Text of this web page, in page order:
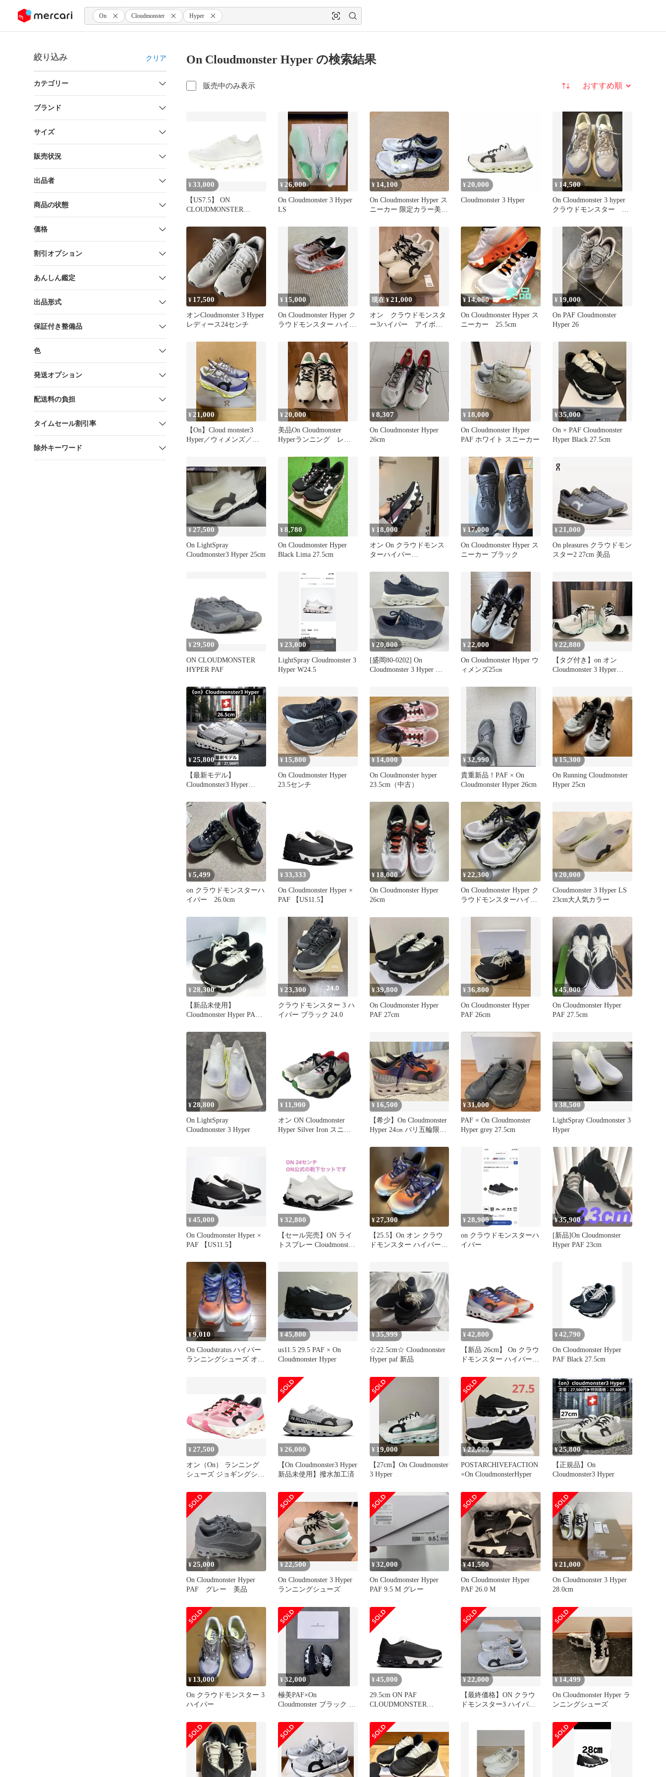
ツにスキップ On Cloudmonster Hyper
絞り込み クリア
カテゴリー
ブランド
サイズ
販売状況
出品者
商品の状態
価格
割引オプション
あんしん鑑定
出品形式
保証付き整備品
色
発送オプション
配送料の負担
タイムセール割引率
除外キーワード
On Cloudmonster Hyper の検索結果
販売中のみ表示 並び替え
¥33,000
【US7.5】 ON
CLOUDMONSTER
3MF30931200 【新古品】
¥ 26,000
On Cloudmonster 3 Hyper
LS
¥ 14,100
On Cloudmonster Hyper ス
ニーカー 限定カラー美品
¥ 20,000
Cloudmonster 3 Hyper
¥ 14,500
On Cloudmonster 3 hyper
クラウドモンスター ハ
¥ 17,500
オンCloudmonster 3 Hyper
レディース24センチ
¥ 15,000
On Cloudmonster Hyper ク
ラウドモンスター ハイパ
現在 ¥21,000
オン クラウドモンスタ
ー3ハイパー アイボリ
¥ 14,000
On Cloudmonster Hyper ス
ニーカー 25.5cm
¥ 19,000
On PAF Cloudmonster
Hyper 26
¥ 21,000
【On】Cloud monster3
Hyper／ウィメンズ／
¥ 20,000
美品On Cloudmonster
Hyperランニング レデ
¥8,307
On Cloudmonster Hyper
26cm
¥ 18,000
On Cloudmonster Hyper
PAF ホワイト スニーカー
¥35,000
On × PAF Cloudmonster
Hyper Black 27.5cm
¥ 27,500
On LightSpray
Cloudmonster3 Hyper 25cm
¥8,780
On Cloudmonster Hyper
Black Lima 27.5cm
¥ 18,000
オン On クラウドモンス
ターハイパー
¥ 17,000
On Cloudmonster Hyper ス
ニーカー ブラック
¥21,000
On pleasures クラウドモン
スター2 27cm 美品
¥ 29,500
ON CLOUDMONSTER
HYPER PAF
¥ 23,000
LightSpray Cloudmonster 3
Hyper W24.5
¥20,000
[盛岡80-0202] On
Cloudmonster 3 Hyper オ
ーズ 3MG10061430 [メン
ズ]【美品/80】
¥ 22,000
On Cloudmonster Hyper ウ
ィメンズ25㎝
¥ 22,880
【タグ付き】on オン
Cloudmonster 3 Hyper
¥25,800
【最新モデル】
Cloudmonster3 Hyper
¥ 15,800
On Cloudmonster Hyper
23.5センチ
¥ 14,000
On Cloudmonster hyper
23.5cm（中古）
¥32,990
貴重新品！PAF × On
Cloudmonster Hyper 26cm
¥ 15,300
On Running Cloudmonster
Hyper 25cn
¥5,499
on クラウドモンスターハ
イパー 26.0cm
¥ 33,333
On Cloudmonster Hyper ×
PAF 【US11.5】
¥ 18,000
On Cloudmonster Hyper
26cm
¥22,300
On Cloudmonster Hyper ク
ラウドモンスターハイパ
¥20,000
Cloudmonster 3 Hyper LS
23cm大人気カラー
¥ 28,300
【新品未使用】
Cloudmonster Hyper PAF
¥ 23,300
クラウドモンスター 3 ハ
イパー ブラック 24.0
¥39,800
On Cloudmonster Hyper
PAF 27cm
¥36,800
On Cloudmonster Hyper
PAF 26cm
¥45,000
On Cloudmonster Hyper
PAF 27.5cm
¥28,800
On LightSpray
Cloudmonster 3 Hyper
¥ 11,900
オン ON Cloudmonster
Hyper Silver Iron スニー
¥ 16,500
【希少】On Cloudmonster
Hyper 24㎝ パリ五輪限定
¥31,000
PAF × On Cloudmonster
Hyper grey 27.5cm
¥38,500
LightSpray Cloudmonster 3
Hyper
¥45,000
On Cloudmonster Hyper ×
PAF 【US11.5】
¥ 32,800
【セール完売】ON ライ
トスプレー Cloudmonster3
¥27,300
【25.5】On オン クラウ
ドモンスター ハイパー
¥ 28,900
on クラウドモンスターハ
イパー
¥35,900
[新品]On Cloudmonster
Hyper PAF 23cm
¥9,010
On Cloudstratus ハイパー
ランニングシューズ オレ
¥45,800
us11.5 29.5 PAF × On
Cloudmonster Hyper
¥35,999
☆22.5cm☆ Cloudmonster
Hyper paf 新品
¥ 42,800
【新品 26cm】 On クラウ
ドモンスター ハイパー
¥42,790
On Cloudmonster Hyper
PAF Black 27.5cm
¥27,500
オン（On） ランニング
シューズ ジョギングシュ
3WE10123344
¥ 26,000
【On Cloudmonster3 Hyper
新品未使用】撥水加工済
¥ 19,000
【27cm】On Cloudmonster
3 Hyper
¥22,000
POSTARCHIVEFACTION
×On CloudmonsterHyper
¥25,800
【正規品】On
Cloudmonster3 Hyper
¥25,000
On Cloudmonster Hyper
PAF グレー 美品
¥22,500
On Cloudmonster 3 Hyper
ランニングシューズ
¥32,000
On Cloudmonster Hyper
PAF 9.5 M グレー
¥41,500
On Cloudmonster Hyper
PAF 26.0 M
¥21,000
On Cloudmonster 3 Hyper
28.0cm
¥ 13,000
On クラウドモンスター 3
ハイパー
¥32,000
極美PAF×On
Cloudmonster ブラック ス
¥ 45,000
29.5cm ON PAF
CLOUDMONSTER
¥22,000
【最終価格】ON クラウ
ドモンスター3 ハイパー
¥ 14,499
On Cloudmonster Hyper ラ
ンニングシューズ